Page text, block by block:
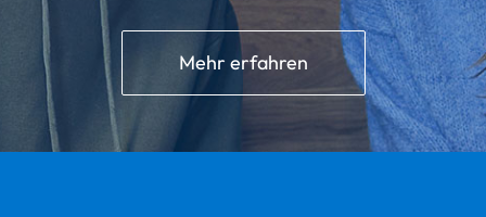
Mehr erfahren